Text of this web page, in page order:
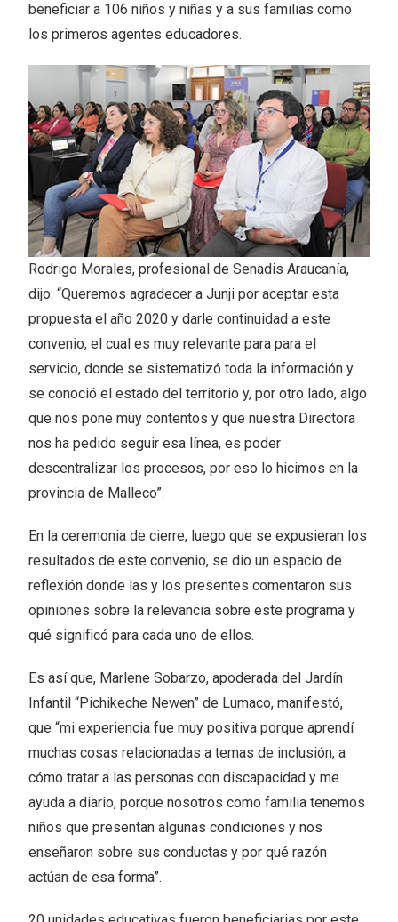
beneficiar a 106 niños y niñas y a sus familias como
los primeros agentes educadores.
Rodrigo Morales, profesional de Senadis Araucanía,
dijo: “Queremos agradecer a Junji por aceptar esta
propuesta el año 2020 y darle continuidad a este
convenio, el cual es muy relevante para para el
servicio, donde se sistematizó toda la información y
se conoció el estado del territorio y, por otro lado, algo
que nos pone muy contentos y que nuestra Directora
nos ha pedido seguir esa línea, es poder
descentralizar los procesos, por eso lo hicimos en la
provincia de Malleco”.
En la ceremonia de cierre, luego que se expusieran los
resultados de este convenio, se dio un espacio de
reflexión donde las y los presentes comentaron sus
opiniones sobre la relevancia sobre este programa y
qué significó para cada uno de ellos.
Es así que, Marlene Sobarzo, apoderada del Jardín
Infantil “Pichikeche Newen” de Lumaco, manifestó,
que “mi experiencia fue muy positiva porque aprendí
muchas cosas relacionadas a temas de inclusión, a
cómo tratar a las personas con discapacidad y me
ayuda a diario, porque nosotros como familia tenemos
niños que presentan algunas condiciones y nos
enseñaron sobre sus conductas y por qué razón
actúan de esa forma”.